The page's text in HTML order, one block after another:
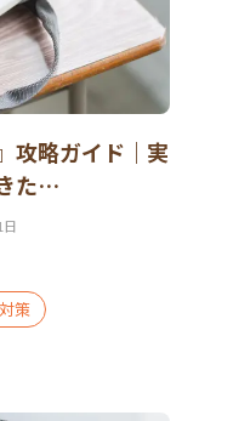
攻略ガイド｜実
た…
策